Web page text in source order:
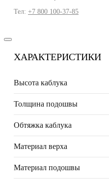
Тел: +7 800 100-37-85
ХАРАКТЕРИСТИКИ
Высота каблука
Толщина подошвы
Обтяжка каблука
Материал верха
Материал подошвы